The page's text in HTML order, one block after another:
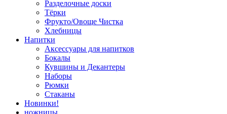
Разделочные доски
Тёрки
Фрукто/Овоще Чистка
Хлебницы
Напитки
Аксессуары для напитков
Бокалы
Кувшины и Декантеры
Наборы
Рюмки
Стаканы
Новинки!
ножницы